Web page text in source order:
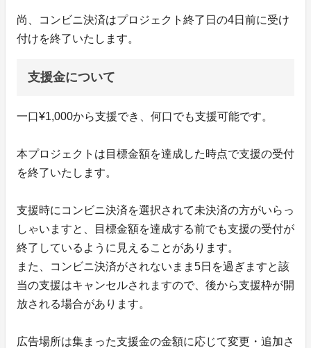
尚、コンビニ決済はプロジェクト終了日の4日前に受け
付けを終了いたします。
支援金について
一口¥1,000から支援でき、何口でも支援可能です。
本プロジェクトは目標金額を達成した時点で支援の受付
を終了いたします。
支援時にコンビニ決済を選択されて未決済の方がいらっ
しゃいますと、目標金額を達成する前でも支援の受付が
終了しているように見えることがあります。
また、コンビニ決済がされないまま5日を過ぎますと該
当の支援はキャンセルされますので、後から支援枠が開
放される場合があります。
広告場所は集まった支援金の金額に応じて変更・追加さ